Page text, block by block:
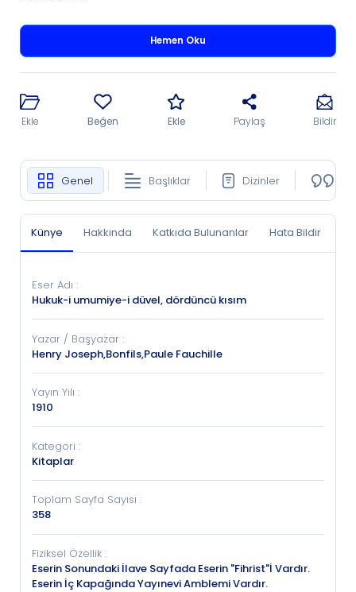
Hemen Oku
Ekle Beğen Ekle Paylaş Bildir
Genel Başlıklar Dizinler
Künye Hakkında Katkıda Bulunanlar Hata Bildir
Eser Adı :
Hukuk-i umumiye-i düvel, dördüncü kısım
Yazar / Başyazar :
Henry Joseph,Bonfils,Paule Fauchille
Yayın Yılı :
1910
Kategori :
Kitaplar
Toplam Sayfa Sayısı :
358
Fiziksel Özellik :
Eserin Sonundaki İlave Sayfada Eserin "Fihrist"İ Vardır.
Eserin İç Kapağında Yayınevi Amblemi Vardır.